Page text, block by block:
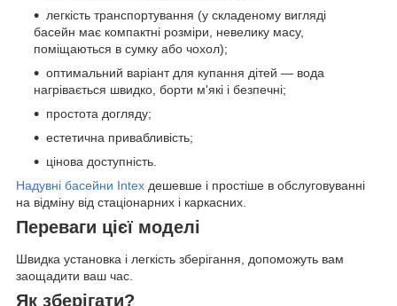
легкість транспортування (у складеному вигляді
басейн має компактні розміри, невелику масу,
поміщаються в сумку або чохол);
оптимальний варіант для купання дітей — вода
нагрівається швидко, борти м'які і безпечні;
простота догляду;
естетична привабливість;
цінова доступність.
Надувні басейни Intex дешевше і простіше в обслуговуванні
на відміну від стаціонарних і каркасних.
Переваги цієї моделі
Швидка установка і легкість зберігання, допоможуть вам
заощадити ваш час.
Як зберігати?